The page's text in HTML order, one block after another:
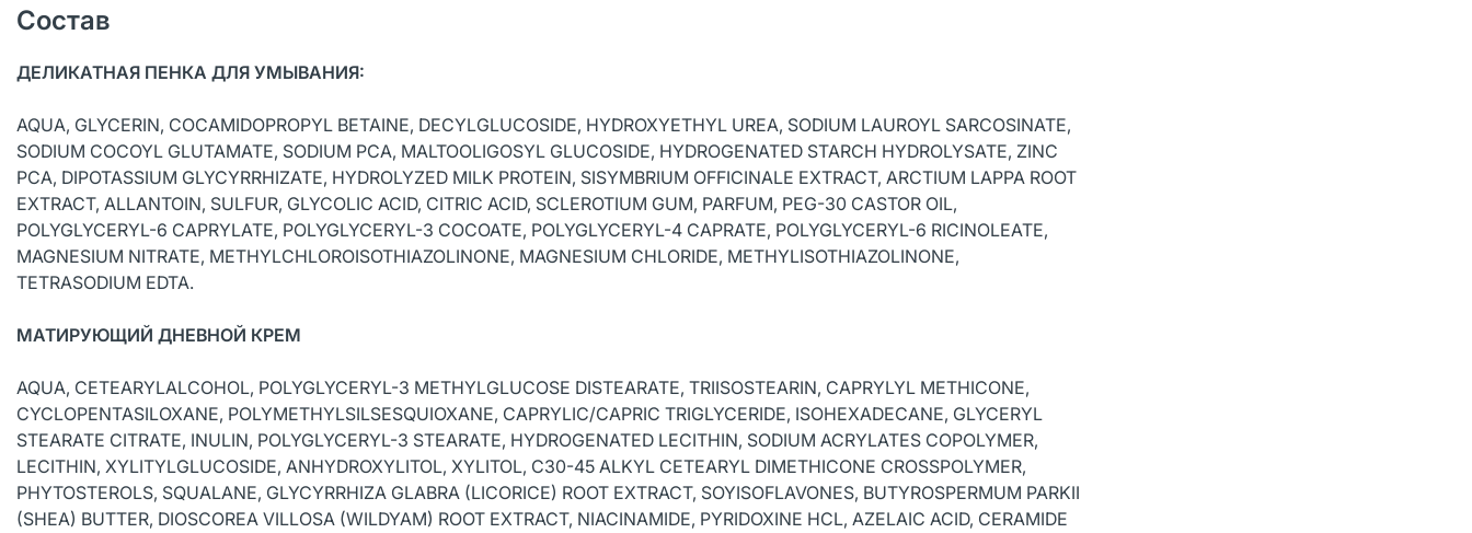
Состав
ДЕЛИКАТНАЯ ПЕНКА ДЛЯ УМЫВАНИЯ:
AQUA, GLYCERIN, COCAMIDOPROPYL BETAINE, DECYLGLUCOSIDE, HYDROXYETHYL UREA, SODIUM LAUROYL SARCOSINATE,
SODIUM COCOYL GLUTAMATE, SODIUM PCA, MALTOOLIGOSYL GLUCOSIDE, HYDROGENATED STARCH HYDROLYSATE, ZINC
PCA, DIPOTASSIUM GLYCYRRHIZATE, HYDROLYZED MILK PROTEIN, SISYMBRIUM OFFICINALE EXTRACT, ARCTIUM LAPPA ROOT
EXTRACT, ALLANTOIN, SULFUR, GLYCOLIC ACID, CITRIC ACID, SCLEROTIUM GUM, PARFUM, PEG-30 CASTOR OIL,
POLYGLYCERYL-6 CAPRYLATE, POLYGLYCERYL-3 COCOATE, POLYGLYCERYL-4 CAPRATE, POLYGLYCERYL-6 RICINOLEATE,
MAGNESIUM NITRATE, METHYLCHLOROISOTHIAZOLINONE, MAGNESIUM CHLORIDE, METHYLISOTHIAZOLINONE,
TETRASODIUM EDTA.
МАТИРУЮЩИЙ ДНЕВНОЙ КРЕМ
AQUA, CETEARYLALCOHOL, POLYGLYCERYL-3 METHYLGLUCOSE DISTEARATE, TRIISOSTEARIN, CAPRYLYL METHICONE,
CYCLOPENTASILOXANE, POLYMETHYLSILSESQUIOXANE, CAPRYLIC/CAPRIC TRIGLYCERIDE, ISOHEXADECANE, GLYCERYL
STEARATE CITRATE, INULIN, POLYGLYCERYL-3 STEARATE, HYDROGENATED LECITHIN, SODIUM ACRYLATES COPOLYMER,
LECITHIN, XYLITYLGLUCOSIDE, ANHYDROXYLITOL, XYLITOL, C30-45 ALKYL CETEARYL DIMETHICONE CROSSPOLYMER,
PHYTOSTEROLS, SQUALANE, GLYCYRRHIZA GLABRA (LICORICE) ROOT EXTRACT, SOYISOFLAVONES, BUTYROSPERMUM PARKII
(SHEA) BUTTER, DIOSCOREA VILLOSA (WILDYAM) ROOT EXTRACT, NIACINAMIDE, PYRIDOXINE HCL, AZELAIC ACID, CERAMIDE